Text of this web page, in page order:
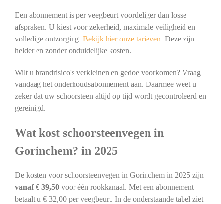
Een abonnement is per veegbeurt voordeliger dan losse
afspraken. U kiest voor zekerheid, maximale veiligheid en
volledige ontzorging. Bekijk hier onze tarieven. Deze zijn
helder en zonder onduidelijke kosten.
Wilt u brandrisico's verkleinen en gedoe voorkomen? Vraag
vandaag het onderhoudsabonnement aan. Daarmee weet u
zeker dat uw schoorsteen altijd op tijd wordt gecontroleerd en
gereinigd.
Wat kost schoorsteenvegen in
Gorinchem? in 2025
De kosten voor schoorsteenvegen in Gorinchem in 2025 zijn
vanaf € 39,50voor één rookkanaal. Met een abonnement
betaalt u € 32,00 per veegbeurt. In de onderstaande tabel ziet